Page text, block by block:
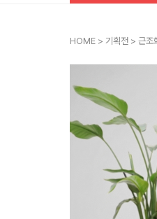
HOME > 기획전 > 근조